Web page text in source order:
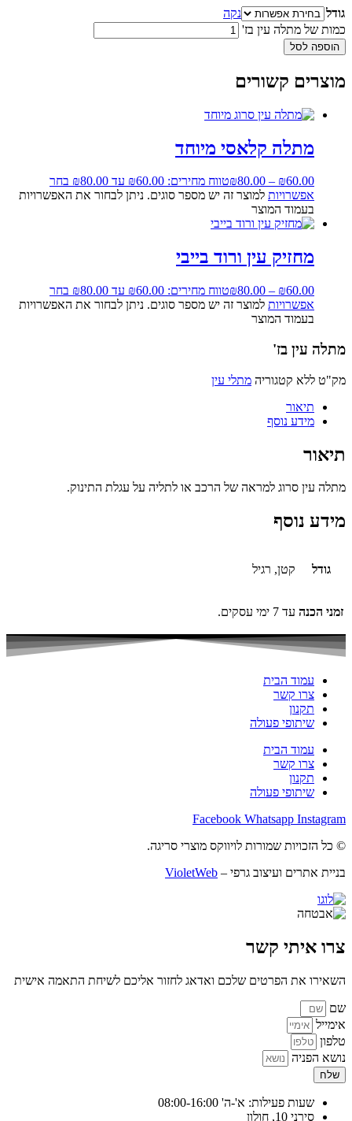
גודל
נקה
כמות של מתלה עין בז'
הוספה לסל
מוצרים קשורים
מתלה קלאסי מיוחד
₪60.00
–
₪80.00 טווח מחירים: ⁦₪60.00⁩ עד ⁦₪80.00⁩
בחר
אפשרויות למוצר זה יש מספר סוגים. ניתן לבחור את האפשרויות
בעמוד המוצר
מחזיק עין ורוד בייבי
₪60.00
–
₪80.00 טווח מחירים: ⁦₪60.00⁩ עד ⁦₪80.00⁩
בחר
אפשרויות למוצר זה יש מספר סוגים. ניתן לבחור את האפשרויות
בעמוד המוצר
מתלה עין בז'
מק"ט ללא קטגוריה מתלי עין
תיאור
מידע נוסף
תיאור
מתלה עין סרוג למראה של הרכב או לתליה על עגלת התינוק.
מידע נוסף
גודל קטן, רגיל
זמני הכנה עד 7 ימי עסקים.
עמוד הבית
צרו קשר
תקנון
שיתופי פעולה
עמוד הבית
צרו קשר
תקנון
שיתופי פעולה
Facebook Whatsapp Instagram
© כל הזכויות שמורות לויווקס מוצרי סריגה.
בניית אתרים ועיצוב גרפי – VioletWeb
צרו איתי קשר
השאירו את הפרטים שלכם ואדאג לחזור אליכם לשיחת התאמה אישית
שם
אימייל
טלפון
נושא הפניה
שלח
שעות פעילות: א'-ה' 08:00-16:00
סירני 10, חולון